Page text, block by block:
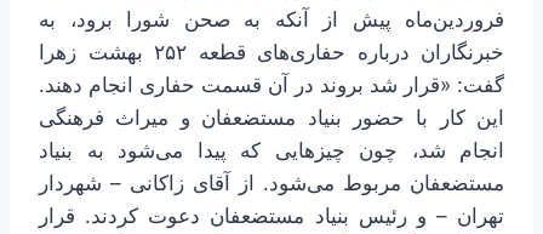
فروردین‌ماه پیش از آنکه به صحن شورا برود، به
خبرنگاران درباره حفاری‌های قطعه ۲۵۲ بهشت زهرا
گفت: «قرار شد بروند در آن قسمت حفاری انجام دهند.
این کار با حضور بنیاد مستضعفان و میراث فرهنگی
انجام شد، چون چیزهایی که پیدا می‌شود به بنیاد
مستضعفان مربوط می‌شود. از آقای زاکانی – شهردار
تهران – و رئیس بنیاد مستضعفان دعوت کردند. قرار